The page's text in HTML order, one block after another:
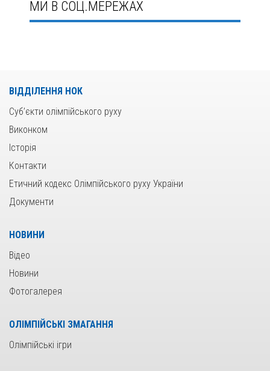
МИ В СОЦ.МЕРЕЖАХ
ВІДДІЛЕННЯ НОК
Суб’єкти олімпійського руху
Виконком
Історія
Контакти
Етичний кодекс Олімпійського руху України
Документи
НОВИНИ
Відео
Новини
Фотогалерея
ОЛІМПІЙСЬКІ ЗМАГАННЯ
Олімпійські ігри